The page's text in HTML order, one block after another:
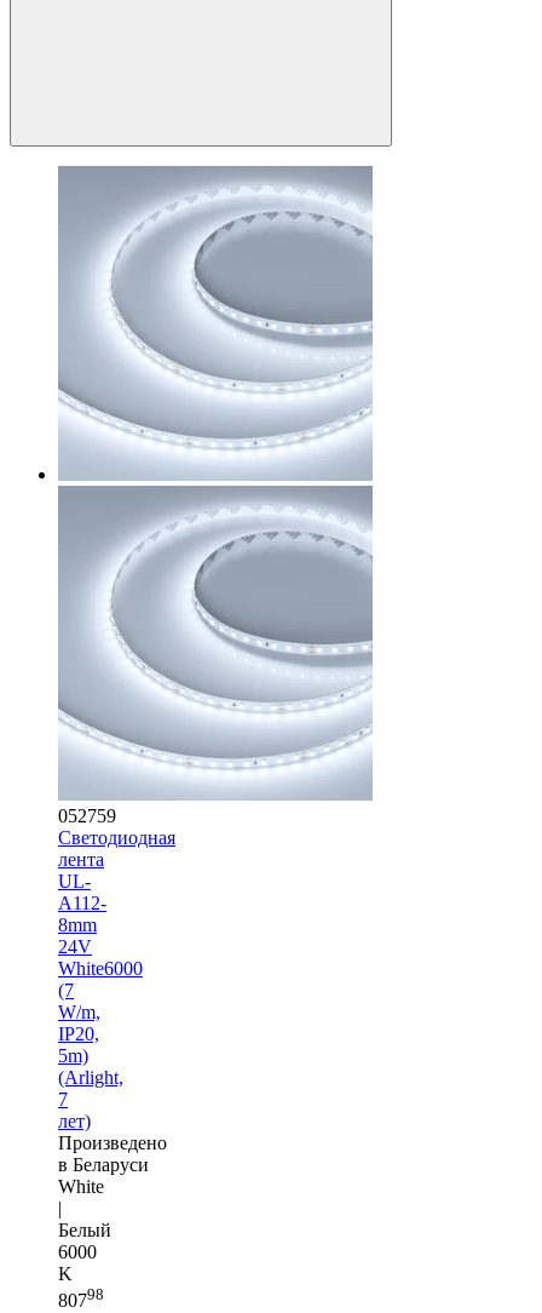
052759
Светодиодная
лента
UL-
A112-
8mm
24V
White6000
(7
W/m,
IP20,
5m)
(Arlight,
7
лет)
Произведено
в Беларуси
White
|
Белый
6000
K
80798